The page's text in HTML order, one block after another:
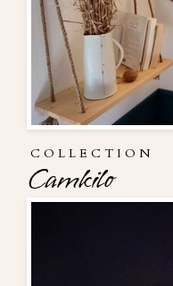
COLLECTION
Camkilo